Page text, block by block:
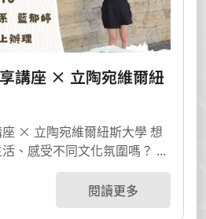
講座 × 立陶宛維爾紐
× 立陶宛維爾紐斯大學 想
、感受不同文化氛圍嗎？ ...
閱讀更多